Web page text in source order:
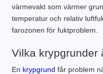
värmevakt som värmer
temperatur och relativ
farozonen för fuktproblem.
Vilka krypgrunder
En krypgrund får problem